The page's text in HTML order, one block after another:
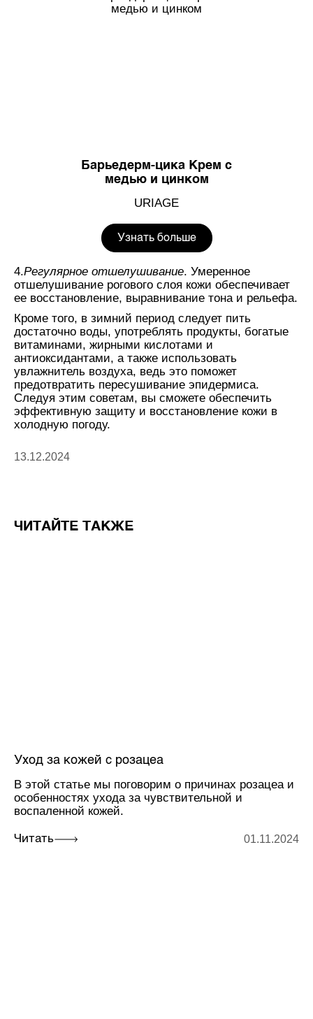
Барьедерм-цика Крем с
медью и цинком
URIAGE
Узнать больше
4.Регулярное отшелушивание. Умеренное
отшелушивание рогового слоя кожи обеспечивает
ее восстановление, выравнивание тона и рельефа.
Кроме того, в зимний период следует пить
достаточно воды, употреблять продукты, богатые
витаминами, жирными кислотами и
антиоксидантами, а также использовать
увлажнитель воздуха, ведь это поможет
предотвратить пересушивание эпидермиса.
Следуя этим советам, вы сможете обеспечить
эффективную защиту и восстановление кожи в
холодную погоду.
13.12.2024
ЧИТАЙТЕ ТАКЖЕ
Уход за кожей с розацеа
В этой статье мы поговорим о причинах розацеа и
особенностях ухода за чувствительной и
воспаленной кожей.
Читать 01.11.2024